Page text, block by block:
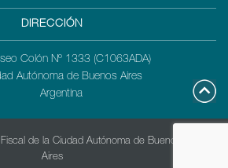
DIRECCIÓN
Colón Nº 1333 (C1063ADA)
Autónoma de Buenos Aires
Argentina
de la Ciudad Autónoma de Buenos
Aires